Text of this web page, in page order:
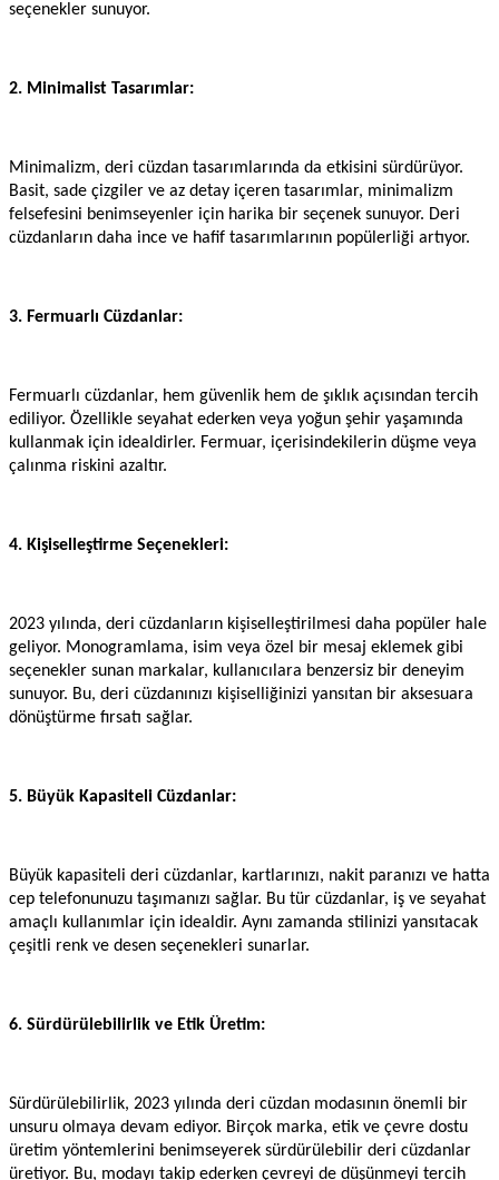
seçenekler sunuyor.
2. Minimalist Tasarımlar:
Minimalizm, deri cüzdan tasarımlarında da etkisini sürdürüyor.
Basit, sade çizgiler ve az detay içeren tasarımlar, minimalizm
felsefesini benimseyenler için harika bir seçenek sunuyor. Deri
cüzdanların daha ince ve hafif tasarımlarının popülerliği artıyor.
3. Fermuarlı Cüzdanlar:
Fermuarlı cüzdanlar, hem güvenlik hem de şıklık açısından tercih
ediliyor. Özellikle seyahat ederken veya yoğun şehir yaşamında
kullanmak için idealdirler. Fermuar, içerisindekilerin düşme veya
çalınma riskini azaltır.
4. Kişiselleştirme Seçenekleri:
2023 yılında, deri cüzdanların kişiselleştirilmesi daha popüler hale
geliyor. Monogramlama, isim veya özel bir mesaj eklemek gibi
seçenekler sunan markalar, kullanıcılara benzersiz bir deneyim
sunuyor. Bu, deri cüzdanınızı kişiselliğinizi yansıtan bir aksesuara
dönüştürme fırsatı sağlar.
5. Büyük Kapasiteli Cüzdanlar:
Büyük kapasiteli deri cüzdanlar, kartlarınızı, nakit paranızı ve hatta
cep telefonunuzu taşımanızı sağlar. Bu tür cüzdanlar, iş ve seyahat
amaçlı kullanımlar için idealdir. Aynı zamanda stilinizi yansıtacak
çeşitli renk ve desen seçenekleri sunarlar.
6. Sürdürülebilirlik ve Etik Üretim:
Sürdürülebilirlik, 2023 yılında deri cüzdan modasının önemli bir
unsuru olmaya devam ediyor. Birçok marka, etik ve çevre dostu
üretim yöntemlerini benimseyerek sürdürülebilir deri cüzdanlar
üretiyor. Bu, modayı takip ederken çevreyi de düşünmeyi tercih